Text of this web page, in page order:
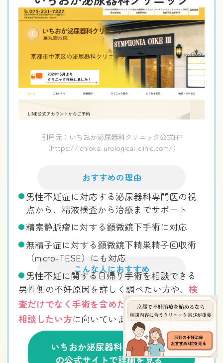
引用元：いちおか泌尿器科クリニック公式HP
（https://ichioka-urological-clinic.com/）
おすすめの理由
男性不妊症に対応する泌尿器科専門医の視
点から、精液検査から治療までサポート
精索静脈瘤に対する顕微鏡下手術に対応
無精子症に対する顕微鏡下精巣精子回収術
（micro-TESE）にも対応
男性不妊に関する日帰り手術を相談できる
こんな人におすすめ
男性側の不妊原因を詳しく調べたい方や、検
査だけでなく手術を含めた男性不妊治療まで
相談したい方に向いています。
いちおか泌尿器科クリニック
の公式サイトで詳細を見る